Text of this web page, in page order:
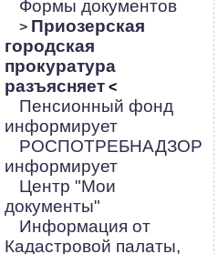
Формы документов
> Приозерская
городская
прокуратура
разъясняет <
Пенсионный фонд
информирует
РОСПОТРЕБНАДЗОР
информирует
Центр "Мои
документы"
Информация от
Кадастровой палаты,